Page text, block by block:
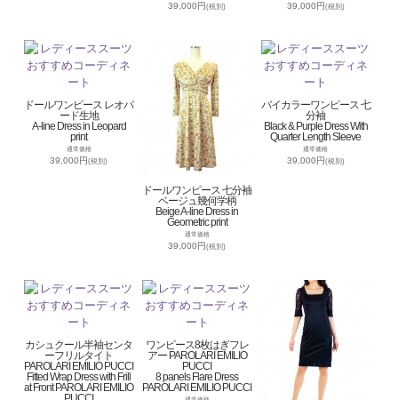
39,000円(税別) 39,000円(税別)
ドールワンピース レオパ
ード生地
A-line Dress in Leopard
print
通常価格
39,000円(税別)
ドールワンピース 七分袖
ベージュ幾何学柄
Beige A-line Dress in
Geometric print
通常価格
39,000円(税別)
バイカラーワンピース 七
分袖
Black & Purple Dress With
Quarter Length Sleeve
通常価格
39,000円(税別)
カシュクール半袖センタ
ーフリルタイト
PAROLARI EMILIO PUCCI
Fitted Wrap Dress with Frill
at Front PAROLARI EMILIO
ワンピース8枚はぎフレ
アー PAROLARI EMILIO
PUCCI
8 panels Flare Dress
PAROLARI EMILIO PUCCI